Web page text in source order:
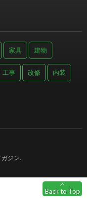
Back to Top
家具 建物
工事 改修 内装
ジン.